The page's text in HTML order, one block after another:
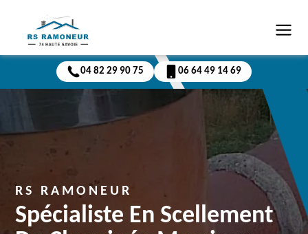
04 82 29 90 75 06 64 49 14 69
RS RAMONEUR
Spécialiste En Scellement